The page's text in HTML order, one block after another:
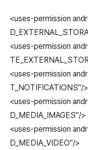
<uses-permission
<uses-permission
<uses-permission
T_NOTIFICATIONS"/>
<uses-permission
D_MEDIA_IMAGES"/>
<uses-permission
D_MEDIA_VIDEO"/>